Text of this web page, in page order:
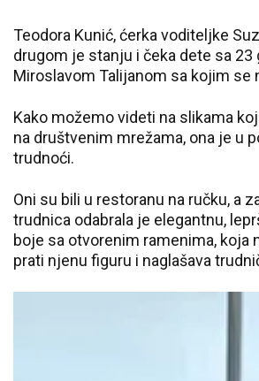
Teodora Kunić, ćerka voditeljke
drugom je stanju i čeka dete sa 23
Miroslavom Talijanom sa kojim se
Kako možemo videti na slikama
na društvenim mrežama, ona je u
trudnoći.
Oni su bili u restoranu na ručku, a
trudnica odabrala je elegantnu,
boje sa otvorenim ramenima, koja
prati njenu figuru i naglašava